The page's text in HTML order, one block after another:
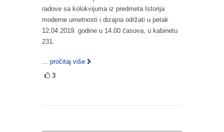
radove sa kolokvijuma iz predmeta Istorija
moderne umetnosti i dizajna održati u petak
12.04.2019. godine u 14.00 časova, u kabinetu
231.
... pročitaj više
3